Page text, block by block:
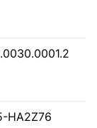
HA2Z76